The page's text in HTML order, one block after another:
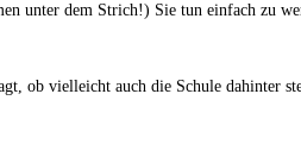
unter dem Strich!) Sie tun einfach zu
ob vielleicht auch die Schule dahinter